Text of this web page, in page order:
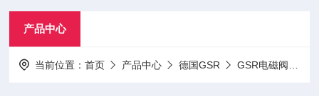
产品中心
当前位置：首页 产品中心 德国GSR GSR电磁阀